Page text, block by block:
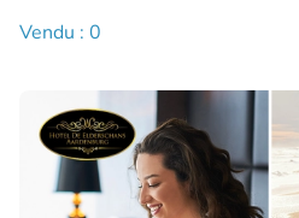
Vendu : 0